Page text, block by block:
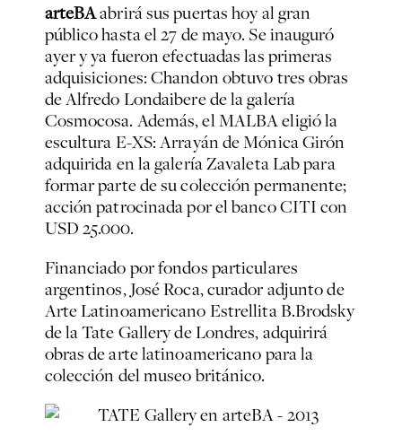
arteBAabrirá sus puertas hoy al gran
público hasta el 27 de mayo. Se inauguró
ayer y ya fueron efectuadas las primeras
adquisiciones: Chandon obtuvo tres obras
de Alfredo Londaibere de la galería
Cosmocosa. Además, el MALBA eligió la
escultura E-XS: Arrayán de Mónica Girón
adquirida en la galería Zavaleta Lab para
formar parte de su colección permanente;
acción patrocinada por el banco CITI con
USD 25.000.
Financiado por fondos particulares
argentinos, José Roca, curador adjunto de
Arte Latinoamericano Estrellita B.Brodsky
de la Tate Gallery de Londres, adquirirá
obras de arte latinoamericano para la
colección del museo británico.